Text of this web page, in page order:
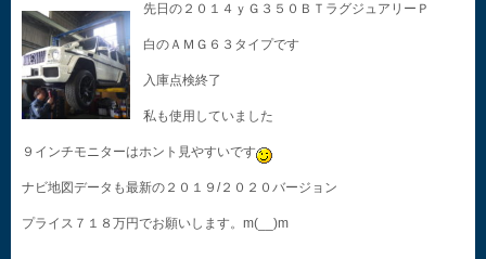
先日の２０１４ｙＧ３５０ＢＴラグジュアリーＰ
白のＡＭＧ６３タイプです
入庫点検終了
私も使用していました
９インチモニターはホント見やすいです
ナビ地図データも最新の２０１９/２０２０バージョン
プライス７１８万円でお願いします。m(__)m